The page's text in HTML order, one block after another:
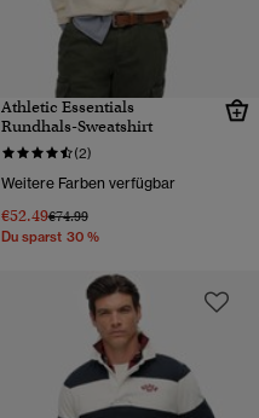
Athletic Essentials
Rundhals-Sweatshirt
(2)
Weitere Farben verfügbar
€52.49Preis wurde reduziert von
€74.99bis
Du sparst 30 %